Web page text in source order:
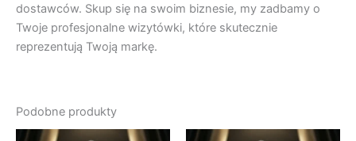
dostawców. Skup się na swoim biznesie, my zadbamy o
Twoje profesjonalne wizytówki, które skutecznie
reprezentują Twoją markę.
Podobne produkty